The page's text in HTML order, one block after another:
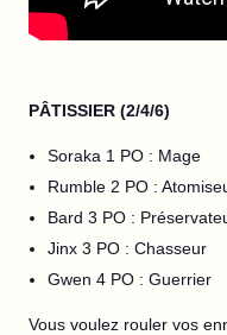
PÂTISSIER (2/4/6)
Soraka 1 PO : Mage
Rumble 2 PO :
Bard 3 PO :
Jinx 3 PO : Chasseur
Gwen 4 PO : Guerrier
Vous voulez rouler vos